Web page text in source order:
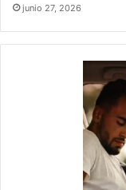
junio 27, 2026